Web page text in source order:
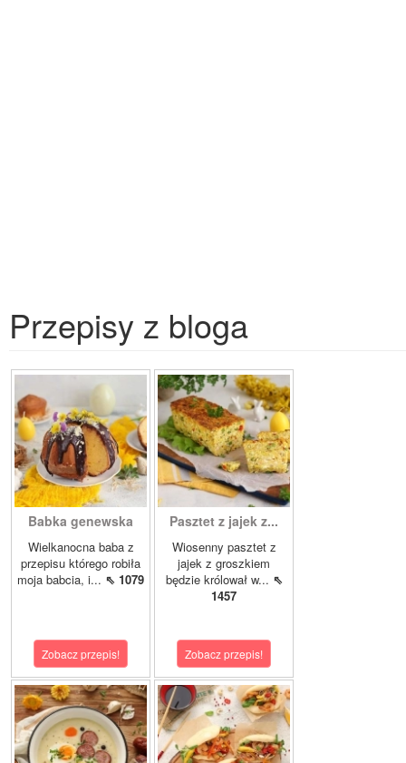
Przepisy z bloga
Babka genewska
Wielkanocna baba z
przepisu którego robiła
moja babcia, i... ⇖ 1079
Zobacz przepis!
Pasztet z jajek z...
Wiosenny pasztet z
jajek z groszkiem
będzie królował w... ⇖
1457
Zobacz przepis!